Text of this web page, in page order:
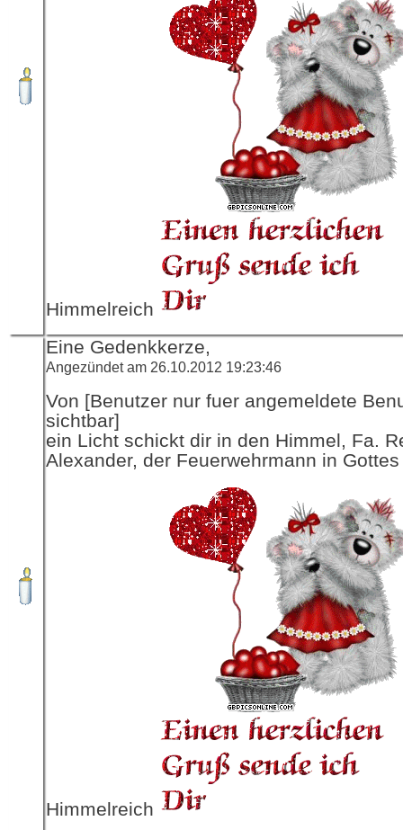
Himmelreich
Eine Gedenkkerze,
Angezündet am 26.10.2012 19:23:46
Von [Benutzer nur fuer angemeldete
sichtbar]
ein Licht schickt dir in den Himmel, Fa.
Alexander, der Feuerwehrmann in Gottes
Himmelreich